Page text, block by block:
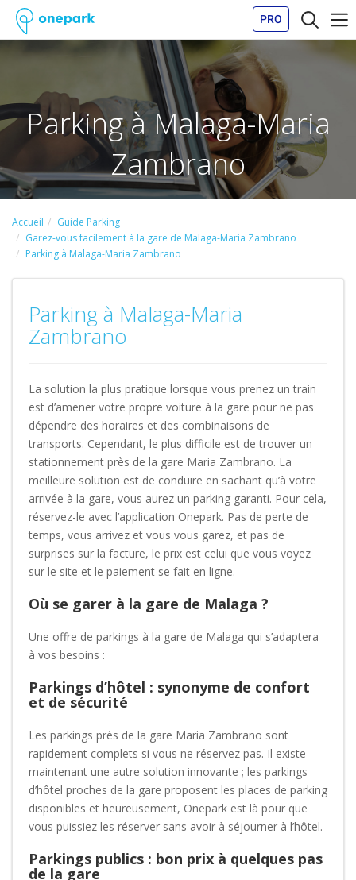
PRO
Parking à Malaga-Maria
Zambrano
Accueil
Guide Parking
Garez-vous facilement à la gare de Malaga-Maria Zambrano
Parking à Malaga-Maria Zambrano
Parking à Malaga-Maria
Zambrano
La solution la plus pratique lorsque vous prenez un train
est d’amener votre propre voiture à la gare pour ne pas
dépendre des horaires et des combinaisons de
transports. Cependant, le plus difficile est de trouver un
stationnement près de la gare Maria Zambrano. La
meilleure solution est de conduire en sachant qu’à votre
arrivée à la gare, vous aurez un parking garanti. Pour cela,
réservez-le avec l’application Onepark. Pas de perte de
temps, vous arrivez et vous vous garez, et pas de
surprises sur la facture, le prix est celui que vous voyez
sur le site et le paiement se fait en ligne.
Où se garer à la gare de Malaga ?
Une offre de parkings à la gare de Malaga qui s’adaptera
à vos besoins :
Parkings d’hôtel : synonyme de confort
et de sécurité
Les parkings près de la gare Maria Zambrano sont
rapidement complets si vous ne réservez pas. Il existe
maintenant une autre solution innovante ; les parkings
d’hôtel proches de la gare proposent les places de parking
disponibles et heureusement, Onepark est là pour que
vous puissiez les réserver sans avoir à séjourner à l’hôtel.
Parkings publics : bon prix à quelques pas
de la gare